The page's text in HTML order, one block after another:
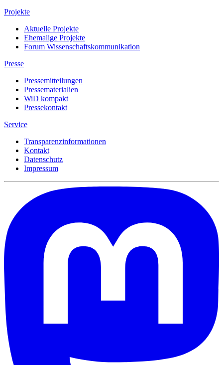
Projekte
Aktuelle Projekte
Ehemalige Projekte
Forum Wissenschaftskommunikation
Presse
Pressemitteilungen
Pressematerialien
WiD kompakt
Pressekontakt
Service
Transparenzinformationen
Kontakt
Datenschutz
Impressum